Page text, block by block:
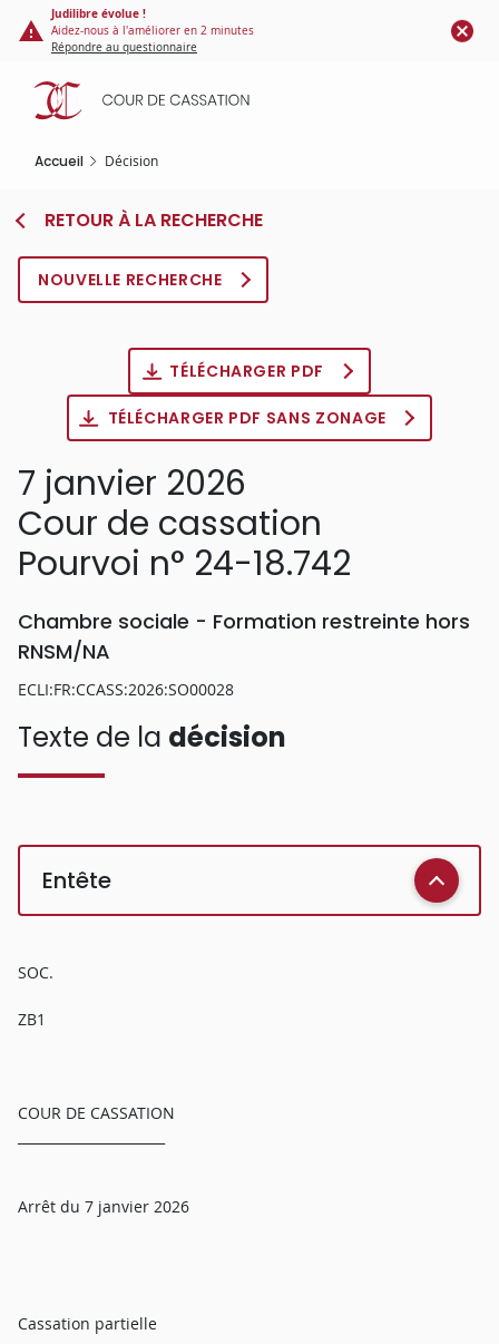
Panneau de gestion des cookies
contenu
principal
Judilibre évolue !
Aidez-nous à l'améliorer en 2 minutes
Répondre au questionnaire
Accueil Décision
RETOUR À LA RECHERCHE
NOUVELLE RECHERCHE
TÉLÉCHARGER PDF
TÉLÉCHARGER PDF SANS ZONAGE
7 janvier 2026
Cour de cassation
Pourvoi n° 24-18.742
Chambre sociale - Formation restreinte hors
RNSM/NA
ECLI:FR:CCASS:2026:SO00028
Texte de la décision
Entête
SOC.
ZB1
COUR DE CASSATION
Arrêt du 7 janvier 2026
Cassation partielle